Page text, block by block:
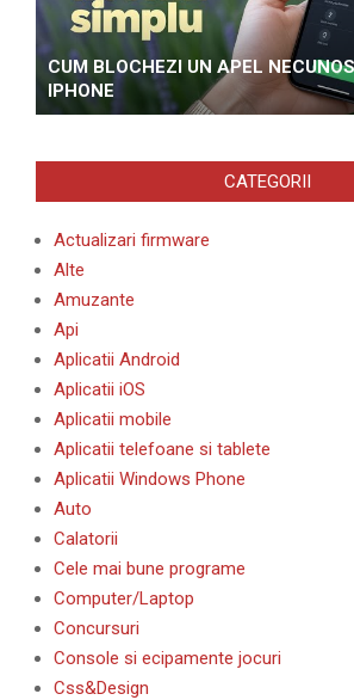
CUM BLOCHEZI UN APEL
IPHONE
CATEGORII
Actualizari firmware
Alte
Amuzante
Api
Aplicatii Android
Aplicatii iOS
Aplicatii mobile
Aplicatii telefoane si tablete
Aplicatii Windows Phone
Auto
Calatorii
Cele mai bune programe
Computer/Laptop
Concursuri
Console si ecipamente jocuri
Css&Design